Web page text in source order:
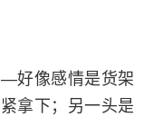
好像感情是货架
拿下；另一头是